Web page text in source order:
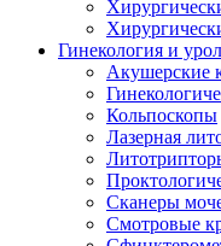
Гинекология и
Акушерские
Кольпоскопы
Лазерная
Сканеры
Смотровые